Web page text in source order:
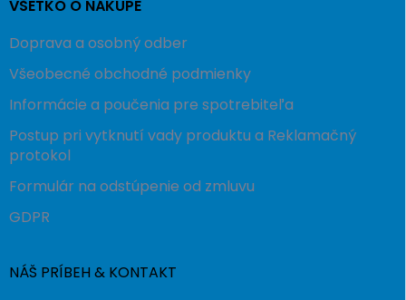
VŠETKO O NÁKUPE
Doprava a osobný odber
Všeobecné obchodné podmienky
Informácie a poučenia pre spotrebiteľa
Postup pri vytknutí vady produktu a Reklamačný
protokol
Formulár na odstúpenie od zmluvu
GDPR
NÁŠ PRÍBEH & KONTAKT